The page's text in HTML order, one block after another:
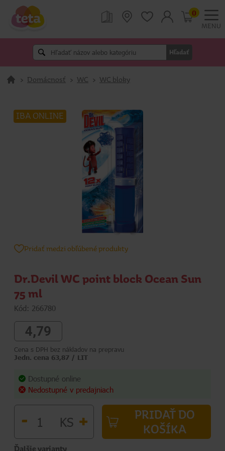
MENU
Hľadať
0
> Domácnosť > WC > WC bloky
IBA ONLINE
Pridať medzi obľúbené produkty
Dr.Devil WC point block Ocean Sun
75 ml
Kód: 266780
4,79
Cena s DPH bez nákladov na prepravu
Jedn. cena 63,87 / LIT
Dostupné online
Nedostupné v predajniach
- KS +
PRIDAŤ DO
KOŠÍKA
Ďalšie varianty